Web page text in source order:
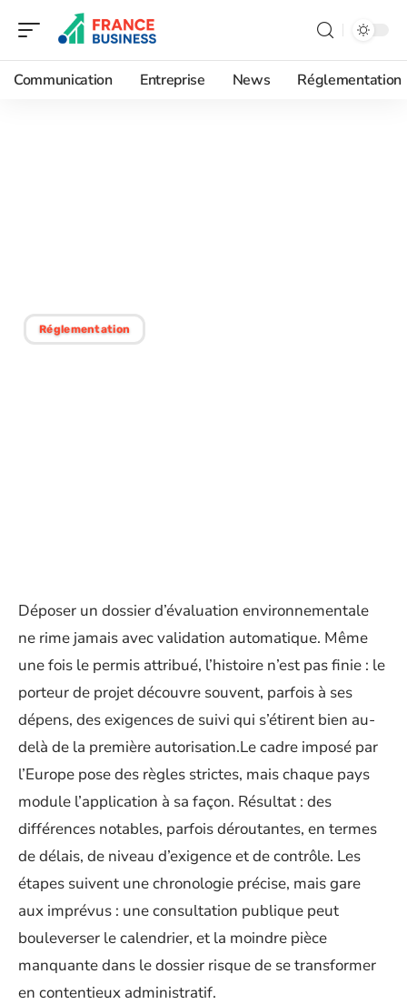
Communication Entreprise News Réglementation
Réglementation
Déposer un dossier d’évaluation environnementale
ne rime jamais avec validation automatique. Même
une fois le permis attribué, l’histoire n’est pas finie : le
porteur de projet découvre souvent, parfois à ses
dépens, des exigences de suivi qui s’étirent bien au-
delà de la première autorisation.Le cadre imposé par
l’Europe pose des règles strictes, mais chaque pays
module l’application à sa façon. Résultat : des
différences notables, parfois déroutantes, en termes
de délais, de niveau d’exigence et de contrôle. Les
étapes suivent une chronologie précise, mais gare
aux imprévus : une consultation publique peut
bouleverser le calendrier, et la moindre pièce
manquante dans le dossier risque de se transformer
en contentieux administratif.